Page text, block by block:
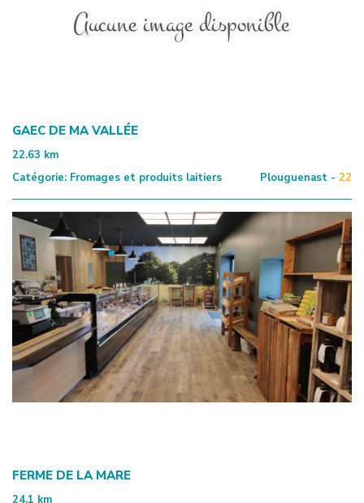
GAEC DE MA VALLÉE
22.63 km
Catégorie: Fromages et produits laitiers Plouguenast - 22
FERME DE LA MARE
24.1 km